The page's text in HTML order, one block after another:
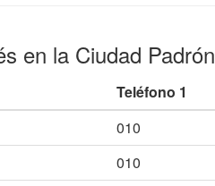
en la Ciudad Padrón
Teléfono 1
010
010